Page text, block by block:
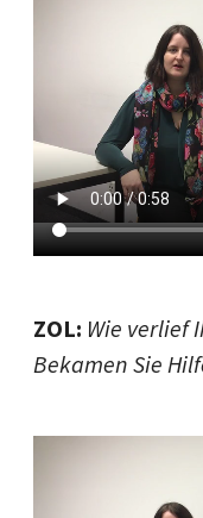
ZOL: Wie verlief
Bekamen Sie